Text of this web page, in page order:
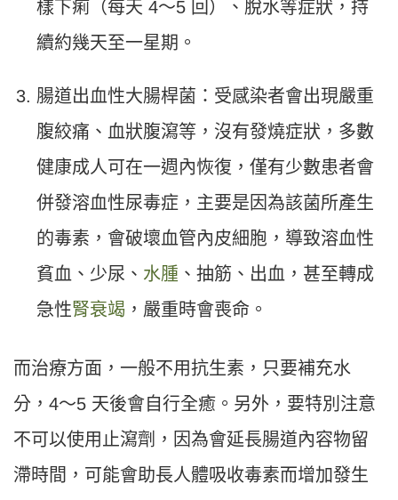
樣下痢（每天 4～5 回）、脫水等症狀，持
續約幾天至一星期。
腸道出血性大腸桿菌：受感染者會出現嚴重
腹絞痛、血狀腹瀉等，沒有發燒症狀，多數
健康成人可在一週內恢復，僅有少數患者會
併發溶血性尿毒症，主要是因為該菌所產生
的毒素，會破壞血管內皮細胞，導致溶血性
貧血、少尿、 水腫 、抽筋、出血，甚至轉成
急性腎衰竭 ，嚴重時會喪命。
而治療方面，一般不用抗生素，只要補充水
分，4～5 天後會自行全癒。另外，要特別注意
不可以使用止瀉劑，因為會延長腸道內容物留
滯時間，可能會助長人體吸收毒素而增加發生